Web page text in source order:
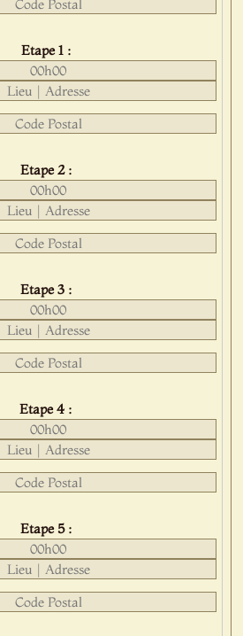
Etape 1 :
Etape 2 :
Etape 3 :
Etape 4 :
Etape 5 :